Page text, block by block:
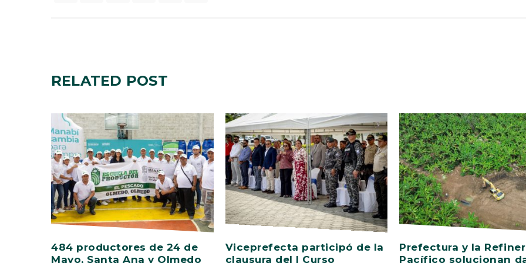
RELATED POST
484 productores de 24 de
Mayo, Santa Ana y Olmedo
Viceprefecta participó de la
clausura del I Curso
Prefectura y la
Pacífico solucionan